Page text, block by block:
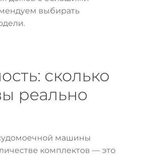
выбирать
сколько
реально
машины
комплектов — это